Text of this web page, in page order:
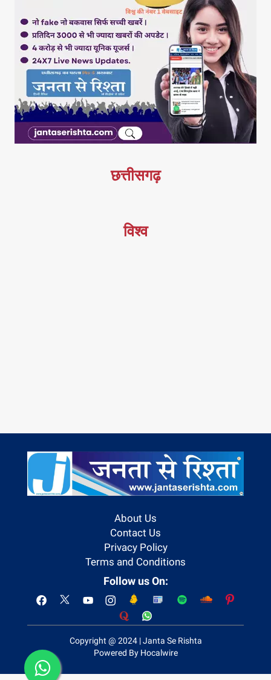
छत्तीसगढ़
विश्व
About Us
Contact Us
Privacy Policy
Terms and Conditions
Follow us On:
Copyright @ 2024 | Janta Se Rishta
Powered By Hocalwire